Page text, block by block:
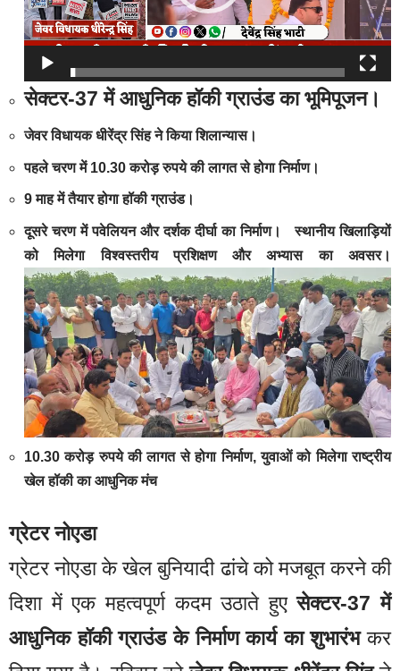
सेक्टर-37 में आधुनिक हॉकी ग्राउंड का भूमिपूजन।
जेवर विधायक धीरेंद्र सिंह ने किया शिलान्यास।
पहले चरण में 10.30 करोड़ रुपये की लागत से होगा निर्माण।
9 माह में तैयार होगा हॉकी ग्राउंड।
दूसरे चरण में पवेलियन और दर्शक दीर्घा का निर्माण।स्थानीय खिलाड़ियों
को मिलेगा विश्वस्तरीय प्रशिक्षण और अभ्यास का अवसर।
10.30 करोड़ रुपये की लागत से होगा निर्माण, युवाओं को मिलेगा राष्ट्रीय
खेल हॉकी का आधुनिक मंच
ग्रेटर नोएडा
ग्रेटर नोएडा के खेल बुनियादी ढांचे को मजबूत करने की
दिशा में एक महत्वपूर्ण कदम उठाते हुएसेक्टर-37 में
आधुनिक हॉकी ग्राउंड के निर्माण कार्य का शुभारंभकर